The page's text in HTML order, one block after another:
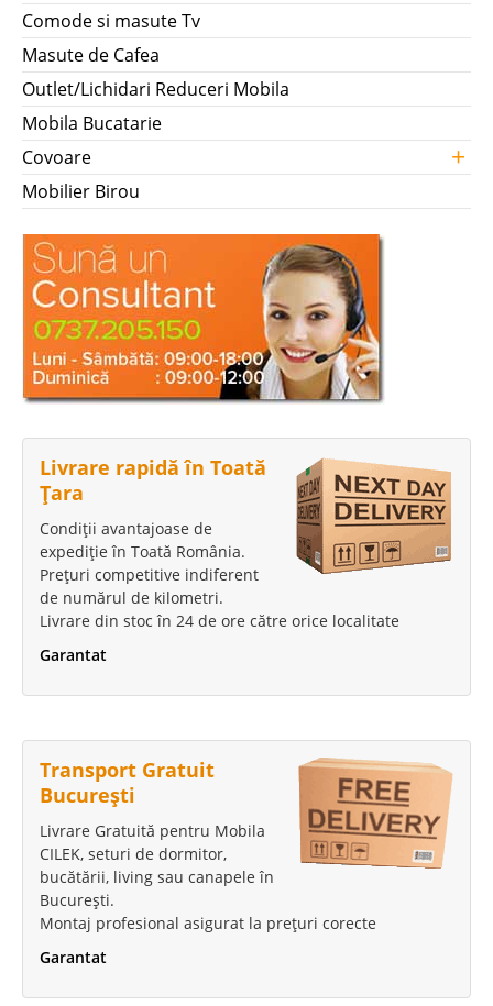
Comode si masute Tv
Masute de Cafea
Outlet/Lichidari Reduceri Mobila
Mobila Bucatarie
Covoare
+
Mobilier Birou
Livrare rapidă în Toată
Țara
Condiții avantajoase de
expediție în Toată România.
Prețuri competitive indiferent
de numărul de kilometri.
Livrare din stoc în 24 de ore către orice localitate
Garantat
Transport Gratuit
București
Livrare Gratuită pentru Mobila
CILEK, seturi de dormitor,
bucătării, living sau canapele în
București.
Montaj profesional asigurat la prețuri corecte
Garantat